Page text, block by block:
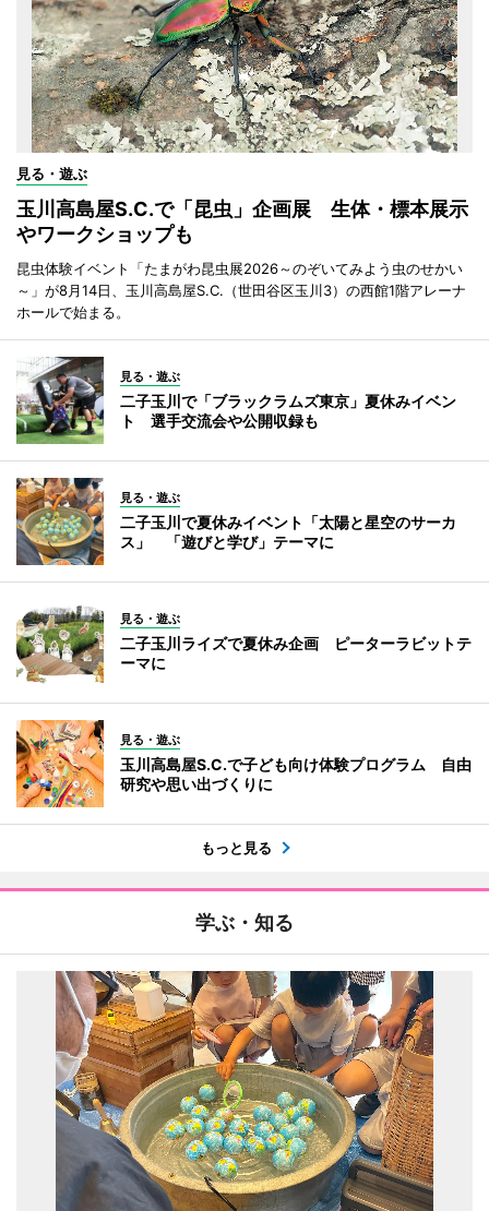
見る・遊ぶ
玉川高島屋S.C.で「昆虫」企画展 生体・標本展示
やワークショップも
昆虫体験イベント「たまがわ昆虫展2026～のぞいてみよう虫のせかい
～」が8月14日、玉川高島屋S.C.（世田谷区玉川3）の西館1階アレーナ
ホールで始まる。
見る・遊ぶ
二子玉川で「ブラックラムズ東京」夏休みイベン
ト 選手交流会や公開収録も
見る・遊ぶ
二子玉川で夏休みイベント「太陽と星空のサーカ
ス」 「遊びと学び」テーマに
見る・遊ぶ
二子玉川ライズで夏休み企画 ピーターラビットテ
ーマに
見る・遊ぶ
玉川高島屋S.C.で子ども向け体験プログラム 自由
研究や思い出づくりに
もっと見る
学ぶ・知る